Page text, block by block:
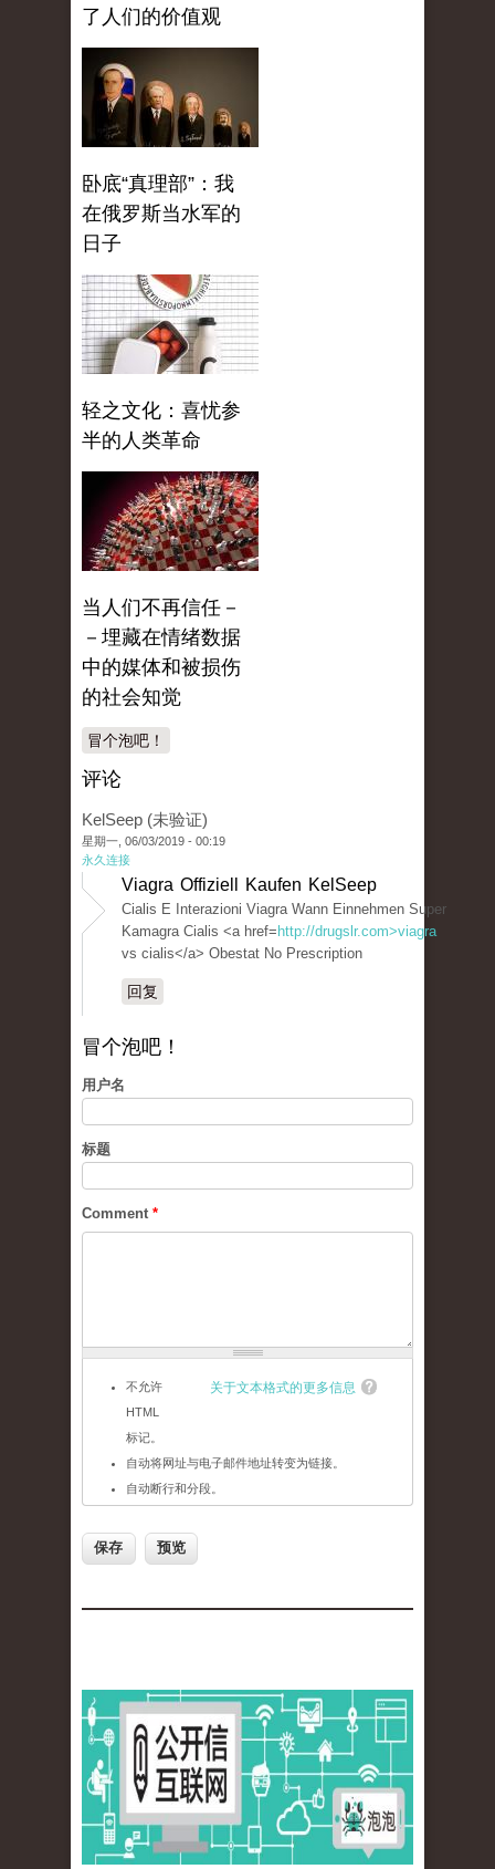
了人们的价值观
卧底“真理部”：我
在俄罗斯当水军的
日子
轻之文化：喜忧参
半的人类革命
当人们不再信任－
－埋藏在情绪数据
中的媒体和被损伤
的社会知觉
冒个泡吧！
评论
KelSeep (未验证)
星期一, 06/03/2019 - 00:19
永久连接
Viagra Offiziell Kaufen KelSeep
Cialis E Interazioni Viagra Wann Einnehmen Super
Kamagra Cialis <a href= http://drugslr.com>viagra
vs cialis</a> Obestat No Prescription
回复
冒个泡吧！
用户名
标题
Comment *
关于文本格式的更多信息
不允许
HTML
标记。
自动将网址与电子邮件地址转变为链接。
自动断行和分段。